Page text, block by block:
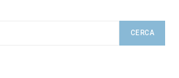
CERCA